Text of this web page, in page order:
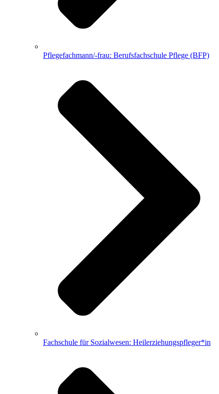
Pflegefachmann/-frau: Berufsfachschule Pflege (BFP)
Fachschule für Sozialwesen: Heilerziehungspfleger*in